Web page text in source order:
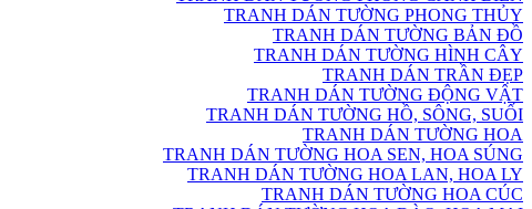
TRANH DÁN TƯỜNG PHONG THỦY
TRANH DÁN TƯỜNG BẢN ĐỒ
TRANH DÁN TƯỜNG HÌNH CÂY
TRANH DÁN TRẦN ĐẸP
TRANH DÁN TƯỜNG ĐỘNG VẬT
TRANH DÁN TƯỜNG HỒ, SÔNG, SUỐI
TRANH DÁN TƯỜNG HOA
TRANH DÁN TƯỜNG HOA SEN, HOA SÚNG
TRANH DÁN TƯỜNG HOA LAN, HOA LY
TRANH DÁN TƯỜNG HOA CÚC